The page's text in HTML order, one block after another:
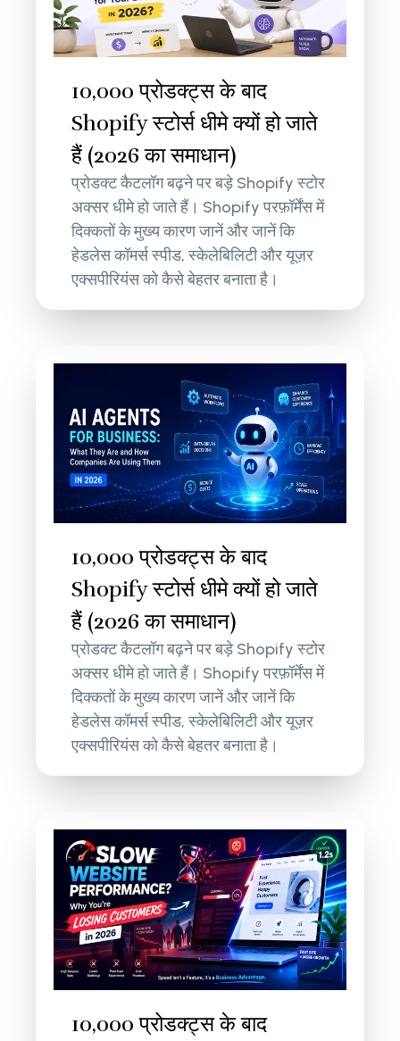
10,000 प्रोडक्ट्स के बाद
Shopify स्टोर्स धीमे क्यों हो जाते
हैं (2026 का समाधान)
प्रोडक्ट कैटलॉग बढ़ने पर बड़े Shopify स्टोर
अक्सर धीमे हो जाते हैं। Shopify परफ़ॉर्मेंस में
दिक्कतों के मुख्य कारण जानें और जानें कि
हेडलेस कॉमर्स स्पीड, स्केलेबिलिटी और यूज़र
एक्सपीरियंस को कैसे बेहतर बनाता है।
10,000 प्रोडक्ट्स के बाद
Shopify स्टोर्स धीमे क्यों हो जाते
हैं (2026 का समाधान)
प्रोडक्ट कैटलॉग बढ़ने पर बड़े Shopify स्टोर
अक्सर धीमे हो जाते हैं। Shopify परफ़ॉर्मेंस में
दिक्कतों के मुख्य कारण जानें और जानें कि
हेडलेस कॉमर्स स्पीड, स्केलेबिलिटी और यूज़र
एक्सपीरियंस को कैसे बेहतर बनाता है।
10,000 प्रोडक्ट्स के बाद